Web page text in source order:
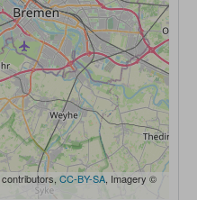
contributors, CC-BY-SA , Imagery ©